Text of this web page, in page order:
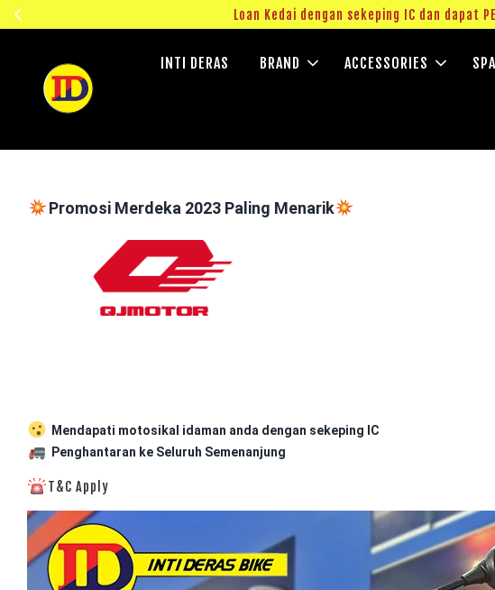
Loan Kedai dengan sekeping IC dan dapat
INTI DERAS BRAND ACCESSORIES
Promosi Merdeka 2023 Paling Menarik
Mendapati motosikal idaman anda dengan sekeping IC
Penghantaran ke Seluruh Semenanjung
T&C Apply